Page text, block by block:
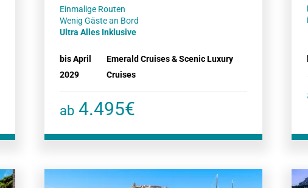
Einmalige Routen
Ultra Alles Inklusive
bis April
2029
Emerald Cruises & Scenic Luxury
Cruises
ab 4.495€